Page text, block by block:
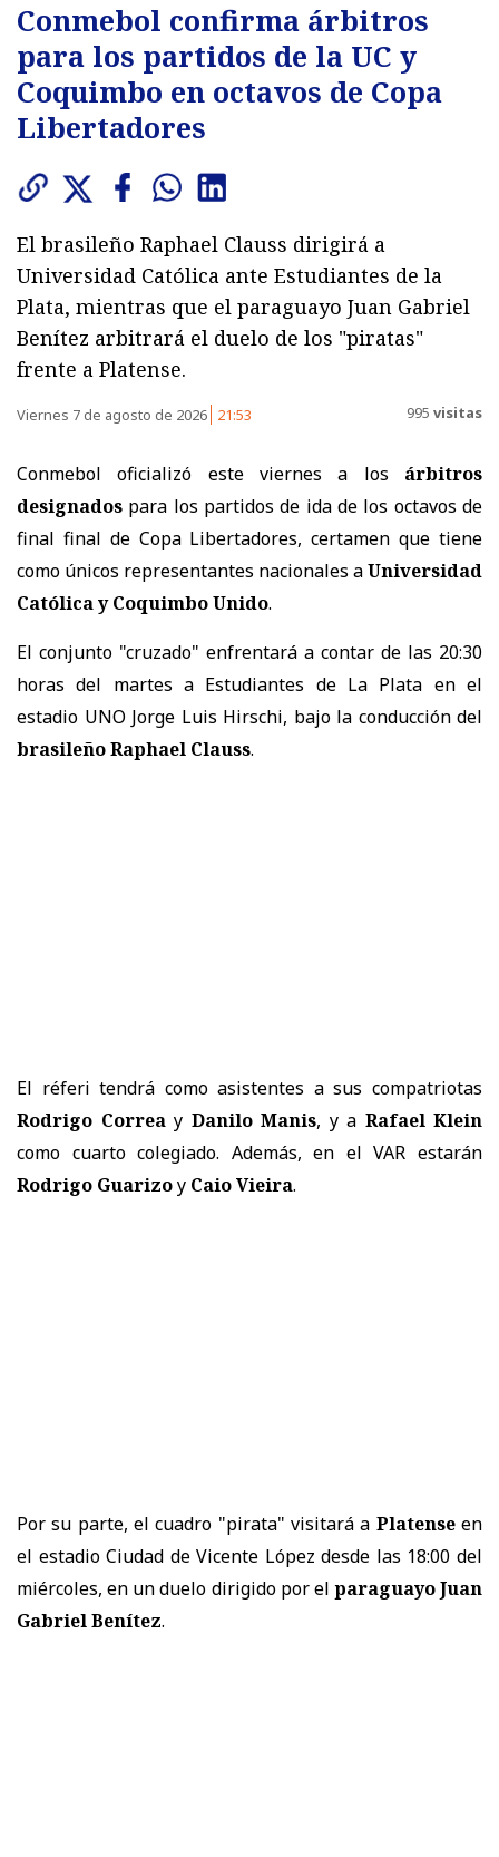
Conmebol confirma árbitros
para los partidos de la UC y
Coquimbo en octavos de Copa
Libertadores
El brasileño Raphael Clauss dirigirá a
Universidad Católica ante Estudiantes de la
Plata, mientras que el paraguayo Juan Gabriel
Benítez arbitrará el duelo de los "piratas"
frente a Platense.
Viernes 7 de agosto de 2026 21:53 995 visitas
Conmebol oficializó este viernes a los árbitros
designados para los partidos de ida de los octavos de
final final de Copa Libertadores, certamen que tiene
como únicos representantes nacionales aUniversidad
Católica y Coquimbo Unido.
El conjunto "cruzado" enfrentará a contar de las 20:30
horas del martes a Estudiantes de La Plata en el
estadio UNO Jorge Luis Hirschi, bajo la conducción del
brasileño Raphael Clauss.
El réferi tendrá como asistentes a sus compatriotas
Rodrigo Correay Danilo Manis, y a Rafael Klein
como cuarto colegiado. Además, en el VAR estarán
Rodrigo Guarizoy Caio Vieira.
Por su parte, el cuadro "pirata" visitará a Platenseen
el estadio Ciudad de Vicente López desde las 18:00 del
miércoles, en un duelo dirigido por el paraguayo Juan
Gabriel Benítez.